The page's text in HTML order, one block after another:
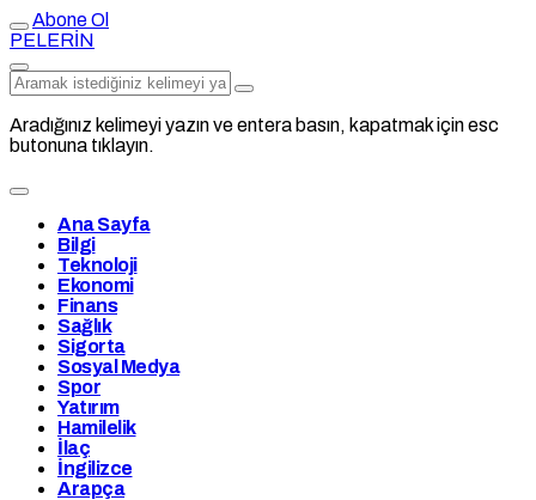
Abone Ol
PELERİN
Aradığınız kelimeyi yazın ve entera basın, kapatmak için esc
butonuna tıklayın.
Ana Sayfa
Bilgi
Teknoloji
Ekonomi
Finans
Sağlık
Sigorta
Sosyal Medya
Spor
Yatırım
Hamilelik
İlaç
İngilizce
Arapça